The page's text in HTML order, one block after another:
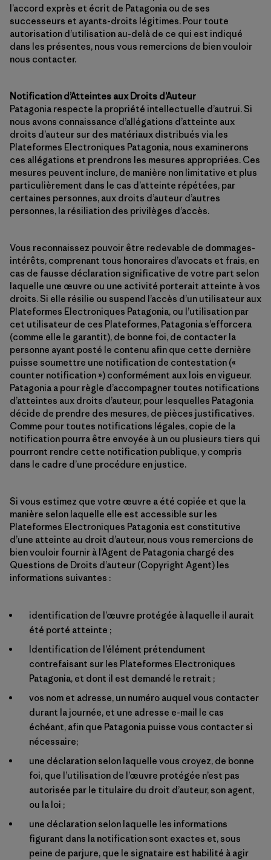
l’accord exprès et écrit de Patagonia ou de ses
successeurs et ayants-droits légitimes. Pour toute
autorisation d’utilisation au-delà de ce qui est indiqué
dans les présentes, nous vous remercions de bien vouloir
nous contacter.
Notification d’Atteintes aux Droits d’Auteur
Patagonia respecte la propriété intellectuelle d’autrui. Si
nous avons connaissance d’allégations d’atteinte aux
droits d’auteur sur des matériaux distribués via les
Plateformes Electroniques Patagonia, nous examinerons
ces allégations et prendrons les mesures appropriées. Ces
mesures peuvent inclure, de manière non limitative et plus
particulièrement dans le cas d’atteinte répétées, par
certaines personnes, aux droits d’auteur d’autres
personnes, la résiliation des privilèges d’accès.
Vous reconnaissez pouvoir être redevable de dommages-
intérêts, comprenant tous honoraires d’avocats et frais, en
cas de fausse déclaration significative de votre part selon
laquelle une œuvre ou une activité porterait atteinte à vos
droits. Si elle résilie ou suspend l’accès d’un utilisateur aux
Plateformes Electroniques Patagonia, ou l’utilisation par
cet utilisateur de ces Plateformes, Patagonia s’efforcera
(comme elle le garantit), de bonne foi, de contacter la
personne ayant posté le contenu afin que cette dernière
puisse soumettre une notification de contestation («
counter notification ») conformément aux lois en vigueur.
Patagonia a pour règle d’accompagner toutes notifications
d’atteintes aux droits d’auteur, pour lesquelles Patagonia
décide de prendre des mesures, de pièces justificatives.
Comme pour toutes notifications légales, copie de la
notification pourra être envoyée à un ou plusieurs tiers qui
pourront rendre cette notification publique, y compris
dans le cadre d’une procédure en justice.
Si vous estimez que votre œuvre a été copiée et que la
manière selon laquelle elle est accessible sur les
Plateformes Electroniques Patagonia est constitutive
d’une atteinte au droit d’auteur, nous vous remercions de
bien vouloir fournir à l’Agent de Patagonia chargé des
Questions de Droits d’auteur (Copyright Agent) les
informations suivantes :
identification de l’œuvre protégée à laquelle il aurait
été porté atteinte ;
Identification de l’élément prétendument
contrefaisant sur les Plateformes Electroniques
Patagonia, et dont il est demandé le retrait ;
vos nom et adresse, un numéro auquel vous contacter
durant la journée, et une adresse e-mail le cas
échéant, afin que Patagonia puisse vous contacter si
nécessaire;
une déclaration selon laquelle vous croyez, de bonne
foi, que l’utilisation de l’œuvre protégée n’est pas
autorisée par le titulaire du droit d’auteur, son agent,
ou la loi ;
une déclaration selon laquelle les informations
figurant dans la notification sont exactes et, sous
peine de parjure, que le signataire est habilité à agir